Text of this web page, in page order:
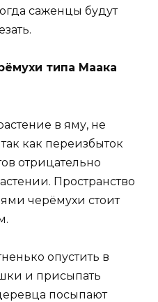
саженцы будут
типа Маака
в яму, не
как переизбыток
отрицательно
Пространство
черёмухи стоит
опустить в
и присыпать
посыпают